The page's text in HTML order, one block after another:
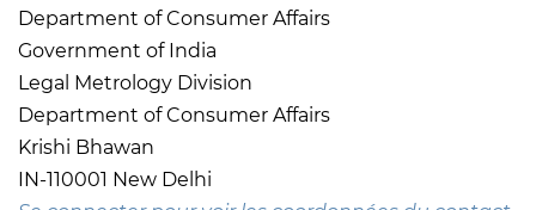
Department of Consumer Affairs
Government of India
Legal Metrology Division
Department of Consumer Affairs
Krishi Bhawan
IN-110001 New Delhi